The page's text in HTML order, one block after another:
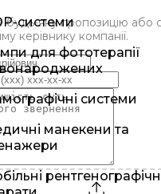
системи
для фототерапії
системи
манекени та
будь-яку пропозицію або
керівнику компанії.